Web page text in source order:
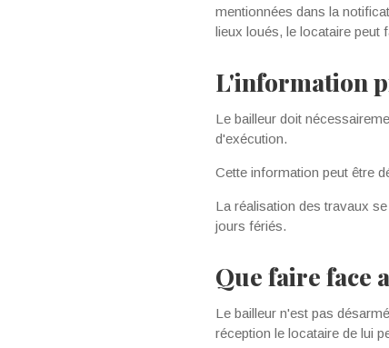
mentionnées dans la
lieux loués, le locataire peut
L'information
Le bailleur doit
d'exécution.
Cette information peut être
La réalisation des travaux
jours fériés.
Que faire face
Le bailleur n'est pas
réception le locataire de lui